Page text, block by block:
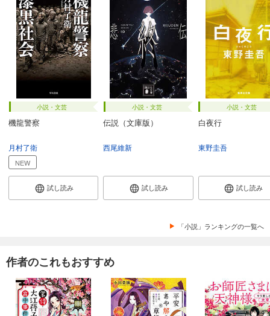
小説・文芸
機龍警察
月村了衛
NEW
試し読み
小説・文芸
伝説（文庫版）
西尾維新
試し読み
小説・文芸
白夜行
東野圭吾
試し読み
「小説」ランキングの一覧へ
作者のこれもおすすめ